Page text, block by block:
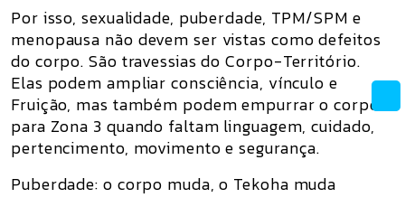
Por isso, sexualidade, puberdade, TPM/SPM e
menopausa não devem ser vistas como defeitos
do corpo. São travessias doCorpo-Território.
Elas podem ampliar consciência, vínculo e
Fruição, mas também podem empurrar o corpo
para Zona 3 quando faltam linguagem, cuidado,
pertencimento, movimento e segurança.
Puberdade: o corpo muda, o Tekoha muda